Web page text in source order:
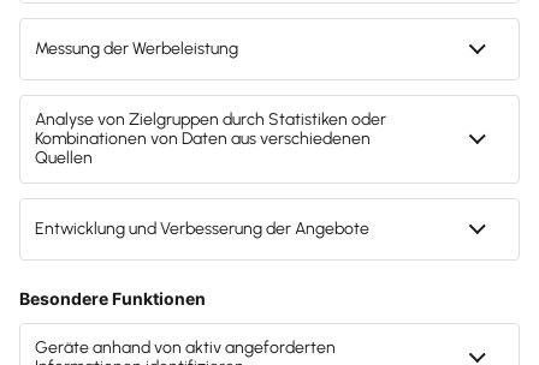
Autor:in:Patrick Nassall
Kategorie:Steuerberater:innen
Nicht alles dreht sich 2024 nur
um KI
anschaut, könnte man schnell auf den Gedanken
kommen, dass alle Entwicklungen rund um Künstliche